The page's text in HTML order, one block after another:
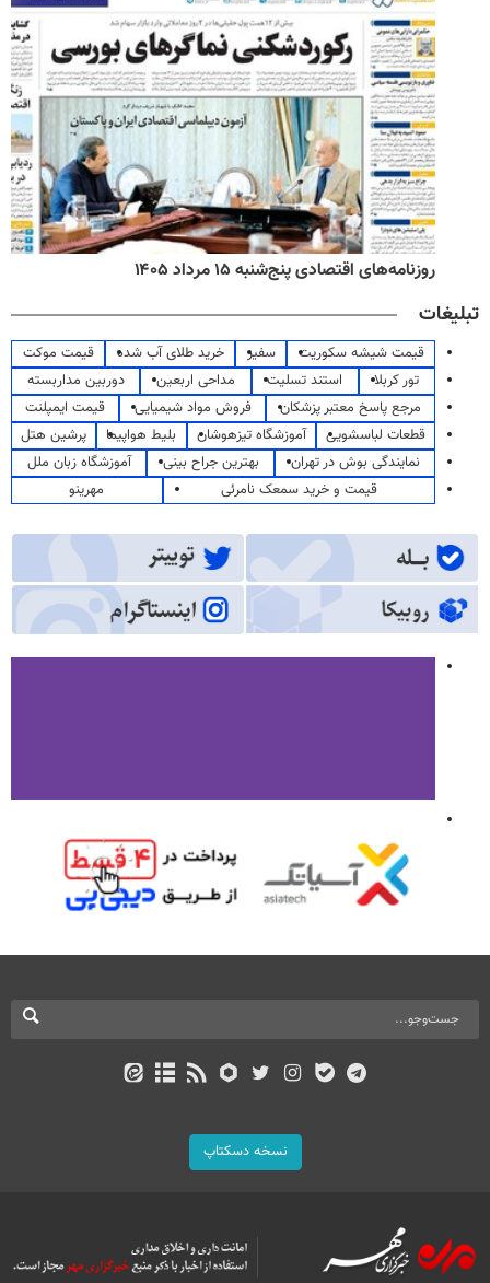
روزنامه‌های اقتصادی پنج‌شنبه ۱۵ مرداد ۱۴۰۵
تبلیغات
قیمت شیشه سکوریت سفیر خرید طلای آب شده
قیمت موکت
تور کربلا
استند تسلیت مداحی اربعین
دوربین مداربسته
مرجع پاسخ معتبر پزشکان
فروش مواد شیمیایی
قیمت ایمپلنت
قطعات لباسشویی
آموزشگاه تیزهوشان بلیط هواپیما
پرشین هتل
نمایندگی بوش در تهران
بهترین جراح بینی
آموزشگاه زبان ملل
قیمت و خرید سمعک نامرئی
مهرینو
نسخه دسکتاپ